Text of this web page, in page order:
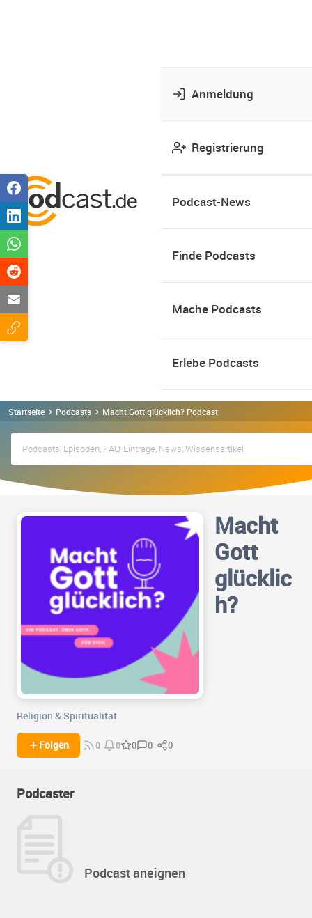
Anmeldung
Registrierung
Podcast-News
Finde Podcasts
Mache Podcasts
Erlebe Podcasts
Startseite Podcasts Macht Gott glücklich? Podcast
Macht
Gott
glücklic
h?
Religion & Spiritualität
Folgen 0 0 0 0 0
Podcaster
Podcast aneignen